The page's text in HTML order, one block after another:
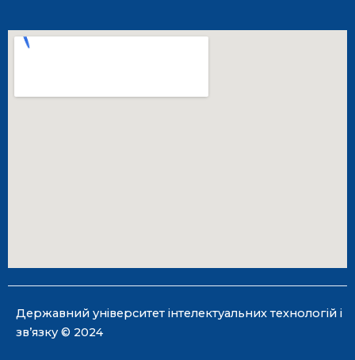
Державний університет інтелектуальних технологій і
зв’язку © 2024